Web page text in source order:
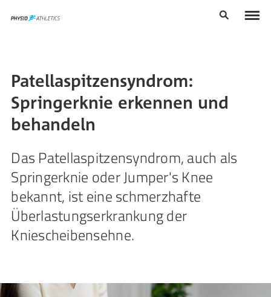
Patellaspitzensyndrom:
Springerknie erkennen und
behandeln
Das Patellaspitzensyndrom, auch als
Springerknie oder Jumper's Knee
bekannt, ist eine schmerzhafte
Überlastungserkrankung der
Kniescheibensehne.